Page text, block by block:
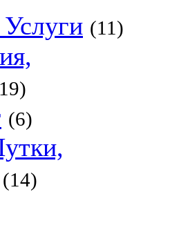
(11)
(6)
(14)